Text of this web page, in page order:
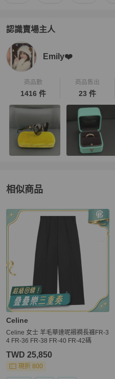
認識賣場主人
PopChill 拍拍圈嚴選賣家
Emily❤️
商品數
1416 件
商品售出
23 件
相似商品
更多相似Celine男裝推薦精品
Celine
Celine 女士 羊毛華達呢褶襇長褲FR-3
4 FR-36 FR-38 FR-40 FR-42碼
TWD 25,850
現折 800